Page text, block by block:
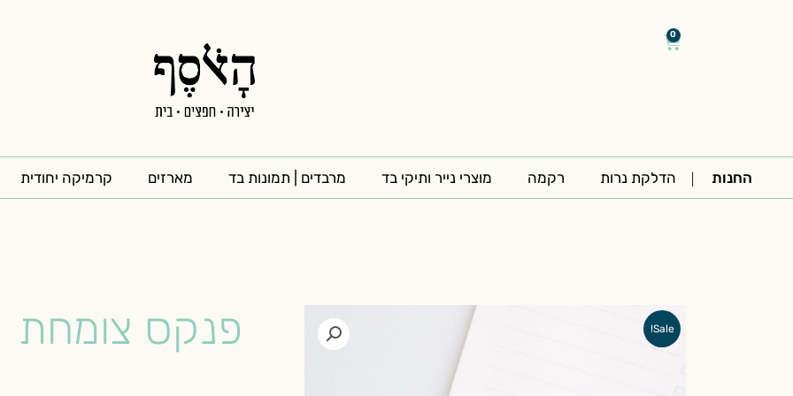
0
עגלת
החנות הדלקת נרות רקמה מוצרי נייר ותיקי בד מרבדים | תמונות בד מארזים קרמיקה יחודית
Sale! פנקס צומחת